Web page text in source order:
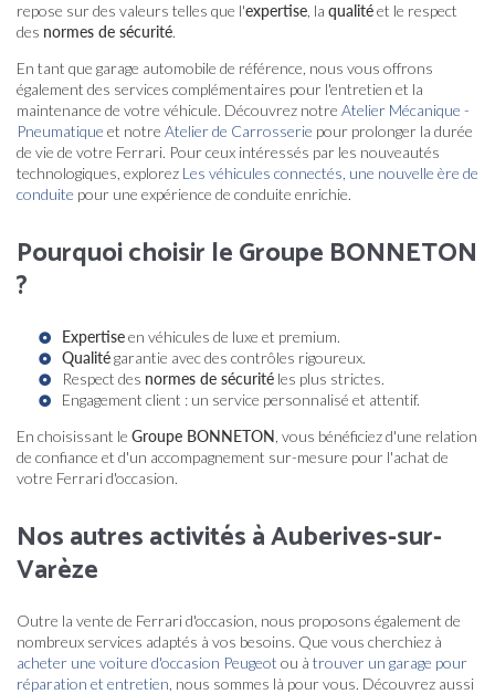
repose sur des valeurs telles que l'expertise , la qualitéet le respect
des normes de sécurité.
En tant que garage automobile de référence, nous vous offrons
également des services complémentaires pour l'entretien et la
maintenance de votre véhicule. Découvrez notre Atelier Mécanique -
Pneumatique et notre Atelier de Carrosserie pour prolonger la durée
de vie de votre Ferrari. Pour ceux intéressés par les nouveautés
technologiques, explorez Les véhicules connectés, une nouvelle ère de
conduite pour une expérience de conduite enrichie.
Pourquoi choisir le Groupe BONNETON
?
Expertiseen véhicules de luxe et premium.
Qualitégarantie avec des contrôles rigoureux.
Respect des normes de sécurité les plus strictes.
Engagement client : un service personnalisé et attentif.
En choisissant le Groupe BONNETON , vous bénéficiez d'une relation
de confiance et d'un accompagnement sur-mesure pour l'achat de
votre Ferrari d'occasion.
Nos autres activités à Auberives-sur-
Varèze
Outre la vente de Ferrari d'occasion, nous proposons également de
nombreux services adaptés à vos besoins. Que vous cherchiez à
acheter une voiture d'occasion Peugeot ou à trouver un garage pour
réparation et entretien , nous sommes là pour vous. Découvrez aussi